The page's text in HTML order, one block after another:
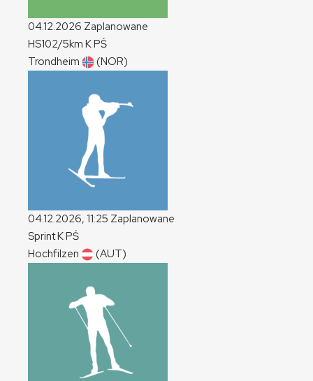
04.12.2026 Zaplanowane
HS102/5km KPŚ
Trondheim
(NOR)
04.12.2026, 11:25 Zaplanowane
SprintKPŚ
Hochfilzen
(AUT)